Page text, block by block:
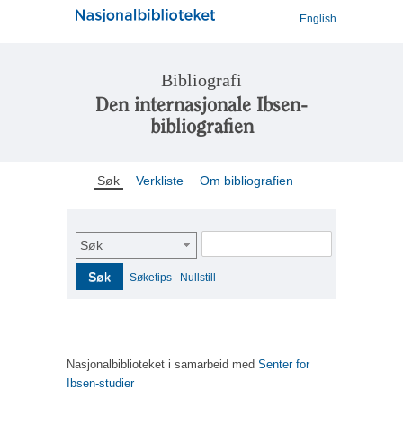
English
Bibliografi
Den internasjonale Ibsen-
bibliografien
Søk Verkliste Om bibliografien
Søk
Søk Søketips Nullstill
Nasjonalbiblioteket i samarbeid med Senter for
Ibsen-studier